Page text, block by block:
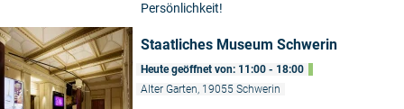
Persönlichkeit!
Staatliches Museum Schwerin
Heute geöffnet von: 11:00 - 18:00
Alter Garten, 19055 Schwerin